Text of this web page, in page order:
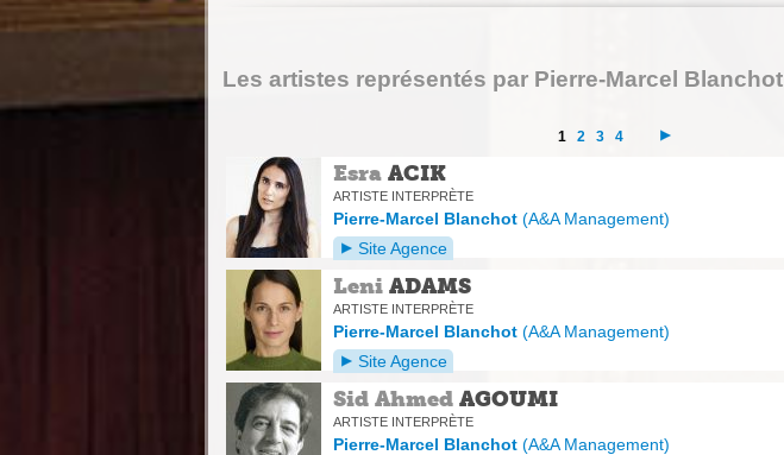
Les artistes représentés par Pierre-Marcel Blanchot
1 2 3 4
Esra ACIK
ARTISTE INTERPRÈTE
Pierre-Marcel Blanchot (A&A Management)
Site Agence
Leni ADAMS
ARTISTE INTERPRÈTE
Pierre-Marcel Blanchot (A&A Management)
Site Agence
Sid Ahmed AGOUMI
ARTISTE INTERPRÈTE
Pierre-Marcel Blanchot (A&A Management)